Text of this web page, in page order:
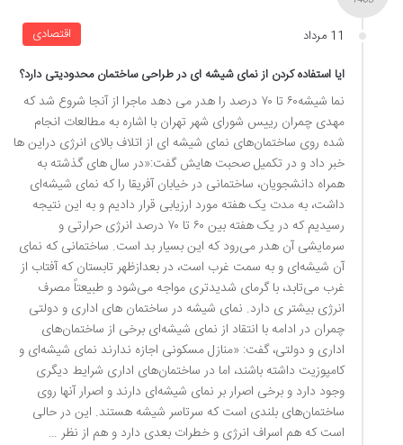
11 مرداد اقتصادی
ایا استفاده کردن از نمای شیشه ای در طراحی ساختمان محدودیتی دارد؟
نما شیشه۶۰ تا ۷۰ درصد را هدر می دهد ماجرا از آنجا شروع شد که
مهدی چمران رییس شورای شهر تهران با اشاره به مطالعات انجام
شده روی ساختمان‌های نمای شیشه ای از اتلاف بالای انرژی دراین ها
خبر داد و در تکمیل صحبت هایش گفت:«در سال های گذشته به
همراه دانشجویان، ساختمانی در خیابان آفریقا را که نمای شیشه‌ای
داشت، به مدت یک هفته مورد ارزیابی قرار دادیم و به این نتیجه
رسیدیم که در یک هفته بین ۶۰ تا ۷۰ درصد انرژی حرارتی و
سرمایشی آن هدر می‌رود که این بسیار بد است. ساختمانی که نمای
آن شیشه‌ای و به سمت غرب است، در بعدازظهر تابستان که آفتاب از
غرب می‌تابد، با گرمای شدیدتری مواجه می‌شود و طبیعتاً مصرف
انرژی بیشتر ی دارد. نمای شیشه در ساختمان های اداری و دولتی
چمران در ادامه با انتقاد از نمای شیشه‌ای برخی از ساختمان‌های
اداری و دولتی، گفت: «منازل مسکونی اجازه ندارند نمای شیشه‌ای و
کامپوزیت داشته باشند، اما در ساختمان‌های اداری شرایط دیگری
وجود دارد و برخی اصرار بر نمای شیشه‌ای دارند و اصرار آنها روی
ساختمان‌های بلندی است که سرتاسر شیشه هستند. این در حالی
است که هم اسراف انرژی و خطرات بعدی دارد و هم از نظر …